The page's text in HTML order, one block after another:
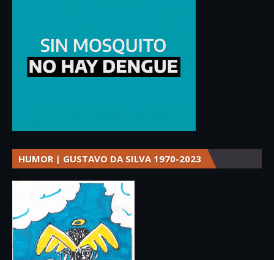
HUMOR | GUSTAVO DA SILVA 1970-2023